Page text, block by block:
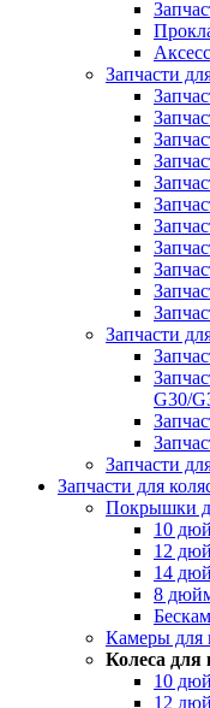
Запчасти
Запчасти
G30/
Запчасти
Запчасти для
Покрышки
10
12
14
8
Камеры для
Колеса для
10
12